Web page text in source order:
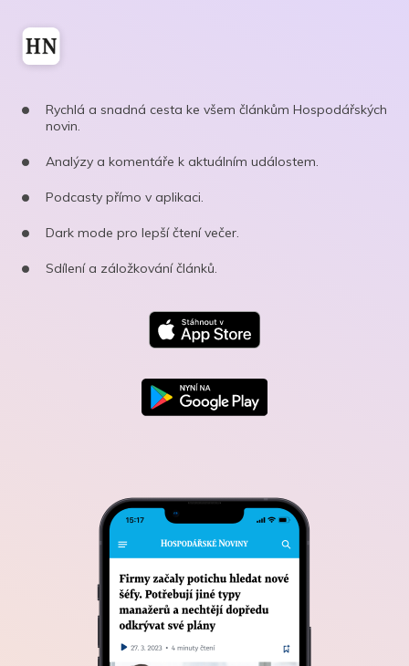
Rychlá a snadná cesta ke všem článkům Hospodářských
novin.
Analýzy a komentáře k aktuálním událostem.
Podcasty přímo v aplikaci.
Dark mode pro lepší čtení večer.
Sdílení a záložkování článků.